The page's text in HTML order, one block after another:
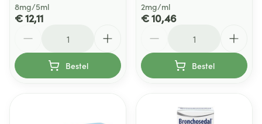
8mg/5ml
€ 12,11
Bestel
2mg/ml
€ 10,46
Bestel